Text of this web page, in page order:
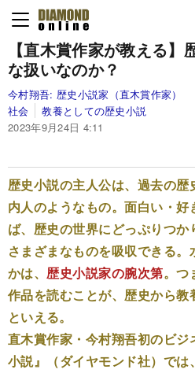
【直木賞作家が教える】
な扱いなのか？
今村翔吾: 歴史小説家（直木賞作家）
社会
教養としての歴史小説
2023年9月24日 4:11
歴史小説の主人公は、過去の
内人のようなもの。面白い・
ば、歴史の世界にどっぷりつ
さまざまなものを吸収できる
かは、歴史小説家の腕次第。つ
作品を読むことが、歴史から教
といえる。
直木賞作家・今村翔吾初のビジ
小説』
（ダイヤモンド社） では